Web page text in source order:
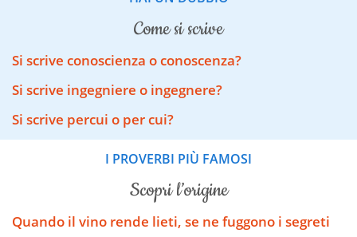
come si scrive
Si scrive conoscienza o conoscenza?
Si scrive ingegniere o ingegnere?
Si scrive percui o per cui?
I PROVERBI PIÙ FAMOSI
scopri l’origine
Quando il vino rende lieti, se ne fuggono i segreti